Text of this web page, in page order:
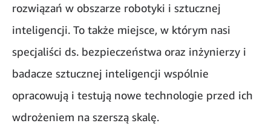
rozwiązań w obszarze robotyki i sztucznej
inteligencji. To także miejsce, w którym nasi
specjaliści ds. bezpieczeństwa oraz inżynierzy i
badacze sztucznej inteligencji wspólnie
opracowują i testują nowe technologie przed ich
wdrożeniem na szerszą skalę.